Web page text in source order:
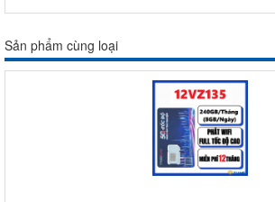
Sản phẩm cùng loại